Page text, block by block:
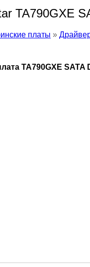
TA790GXE
платы »
TA790GXE SATA